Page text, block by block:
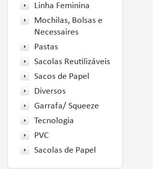
Linha Feminina
Mochilas, Bolsas e
Necessaires
Pastas
Sacolas Reutilizáveis
Sacos de Papel
Diversos
Garrafa/ Squeeze
Tecnologia
PVC
Sacolas de Papel